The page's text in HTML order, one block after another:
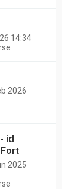
14:34
2026
id
2025